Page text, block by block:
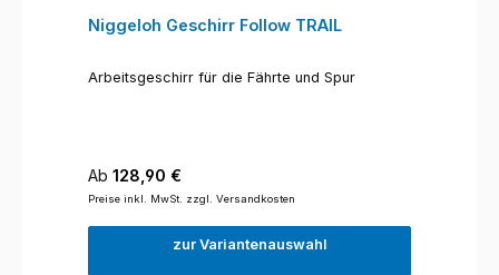
Niggeloh Geschirr Follow TRAIL
Arbeitsgeschirr für die Fährte und Spur
Regulärer Preis:
Ab 128,90 €
Preise inkl. MwSt. zzgl. Versandkosten
zur Variantenauswahl